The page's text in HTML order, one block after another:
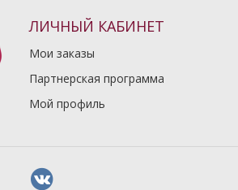
ЛИЧНЫЙ КАБИНЕТ
Мои заказы
Партнерская программа
Мой профиль